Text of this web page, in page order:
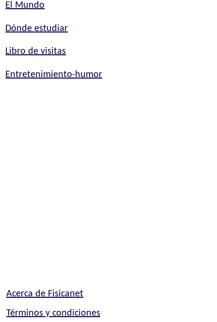
El Mundo
Dónde estudiar
Libro de visitas
Entretenimiento-humor
Acerca de Fisicanet
Términos y condiciones